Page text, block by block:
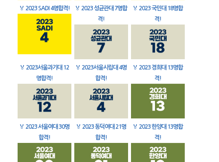
🏅 2023 SADI 4명합격! 🏅 2023 성균관대 7명합
격!
🏅 2023 국민대 18명합
격!
🏅 2023서울과기대 12
명합격!
🏅 2023서울시립대 4명
합격!
🏅 2023 경희대 13명합
격!
🏅 2023 서울여대 30명
합격!
🏅 2023 동덕여대 21명
합격!
🏅 2023 한양대 13명합
격!